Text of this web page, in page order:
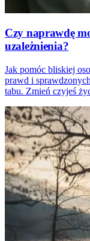
Czy naprawdę
uzależnienia?
Jak pomóc bliskiej
prawd i
tabu. Zmień czyjeś